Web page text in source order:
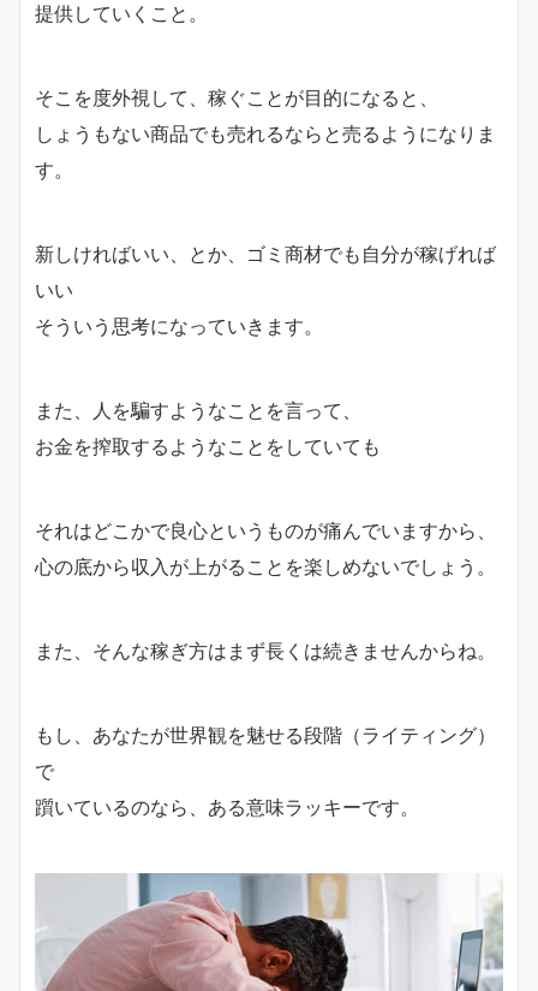
提供していくこと。
そこを度外視して、稼ぐことが目的になると、
しょうもない商品でも売れるならと売るようになりま
す。
新しければいい、とか、ゴミ商材でも自分が稼げれば
いい
そういう思考になっていきます。
また、人を騙すようなことを言って、
お金を搾取するようなことをしていても
それはどこかで良心というものが痛んでいますから、
心の底から収入が上がることを楽しめないでしょう。
また、そんな稼ぎ方はまず長くは続きませんからね。
もし、あなたが世界観を魅せる段階（ライティング）
で
躓いているのなら、ある意味ラッキーです。